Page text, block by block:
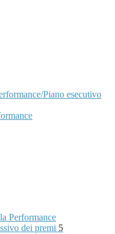
Piano esecutivo
Performance
dei premi 5